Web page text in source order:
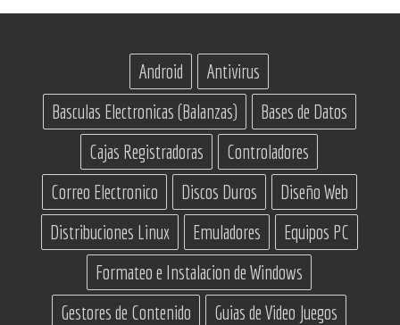
Android
Antivirus
Basculas Electronicas (Balanzas)
Bases de Datos
Cajas Registradoras
Controladores
Correo Electronico
Discos Duros
Diseño Web
Distribuciones Linux
Emuladores
Equipos PC
Formateo e Instalacion de Windows
Gestores de Contenido
Guias de Video Juegos